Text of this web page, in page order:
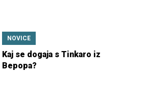
NOVICE
Kaj se dogaja s Tinkaro iz
Bepopa?